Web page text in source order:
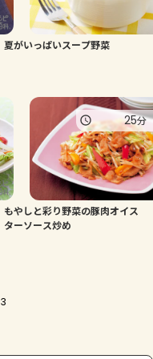
夏がいっぱいスープ野菜
もやしと彩り野菜の豚肉オイス
ターソース炒め
25分
3